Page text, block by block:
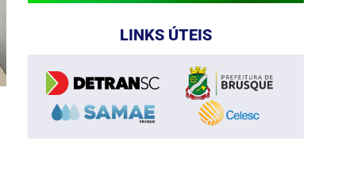
LINKS ÚTEIS